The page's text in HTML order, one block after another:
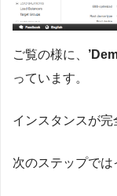
ご覧の様に、
っています。
インスタンスが完
次のステップでは